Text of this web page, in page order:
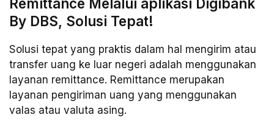
Remittance Melalui aplikasi Digibank
By DBS, Solusi Tepat!
Solusi tepat yang praktis dalam hal mengirim atau
transfer uang ke luar negeri adalah menggunakan
layanan remittance. Remittance merupakan
layanan pengiriman uang yang menggunakan
valas atau valuta asing.